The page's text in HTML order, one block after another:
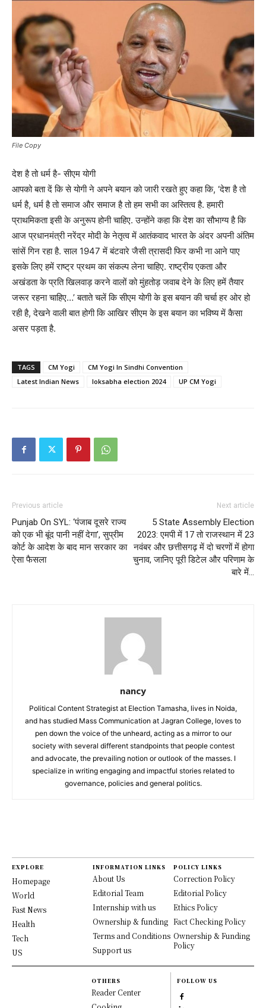
File Copy
देश है तो धर्म है- सीएम योगी
आपको बता दें कि से योगी ने अपने बयान को जारी रखते हुए कहा कि, ‘देश है तो
धर्म है, धर्म है तो समाज और समाज है तो हम सभी का अस्तित्व है. हमारी
प्राथमिकता इसी के अनुरूप होनी चाहिए. उन्होंने कहा कि देश का सौभाग्य है कि
आज प्रधानमंत्री नरेंद्र मोदी के नेतृत्व में आतंकवाद भारत के अंदर अपनी अंतिम
सांसें गिन रहा है. साल 1947 में बंटवारे जैसी त्रासदी फिर कभी ना आने पाए
इसके लिए हमें राष्ट्र प्रथम का संकल्प लेना चाहिए. राष्ट्रीय एकता और
अखंडता के प्रति खिलवाड़ करने वालों को मुंहतोड़ जवाब देने के लिए हमें तैयार
जरूर रहना चाहिए…’ बताते चलें कि सीएम योगी के इस बयान की चर्चा हर ओर हो
रही है, देखने वाली बात होगी कि आखिर सीएम के इस बयान का भविष्य में कैसा
असर पड़ता है.
TAGS CM Yogi
CM Yogi In Sindhi Convention
Latest Indian News
loksabha election 2024 UP CM Yogi
Previous article
Punjab On SYL: ‘पंजाब दूसरे राज्य
को एक भी बूंद पानी नहीं देगा’, सुप्रीम
कोर्ट के आदेश के बाद मान सरकार का
ऐसा फैसला
Next article
5 State Assembly Election
2023: एमपी में 17 तो राजस्थान में 23
नवंबर और छत्तीसगढ़ में दो चरणों में होगा
चुनाव, जानिए पूरी डिटेल और परिणाम के
बारे में…
nancy
Political Content Strategist at Election Tamasha, lives in Noida,
and has studied Mass Communication at Jagran College, loves to
pen down the voice of the unheard, acting as a mirror to our
society with several different standpoints that people contest
and advocate, the prevailing notion or outlook of the masses. I
specialize in writing engaging and impactful stories related to
governance, policies and general politics.
EXPLORE
Homepage
World
Fast News
Health
Tech
US
INFORMATION LINKS
About Us
Editorial Team
Internship with us
Ownership & funding
Terms and Conditions
Support us
POLICY LINKS
Correction Policy
Editorial Policy
Ethics Policy
Fact Checking Policy
Ownership & Funding
Policy
OTHERS
Reader Center
FOLLOW US